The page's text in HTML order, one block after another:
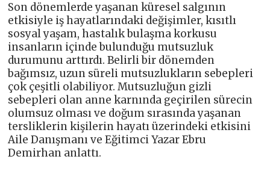
Son dönemlerde yaşanan küresel salgının
etkisiyle iş hayatlarındaki değişimler, kısıtlı
sosyal yaşam, hastalık bulaşma korkusu
insanların içinde bulunduğu mutsuzluk
durumunu arttırdı. Belirli bir dönemden
bağımsız, uzun süreli mutsuzlukların sebepleri
çok çeşitli olabiliyor. Mutsuzluğun gizli
sebepleri olan anne karnında geçirilen sürecin
olumsuz olması ve doğum sırasında yaşanan
tersliklerin kişilerin hayatı üzerindeki etkisini
Aile Danışmanı ve Eğitimci Yazar Ebru
Demirhan anlattı.